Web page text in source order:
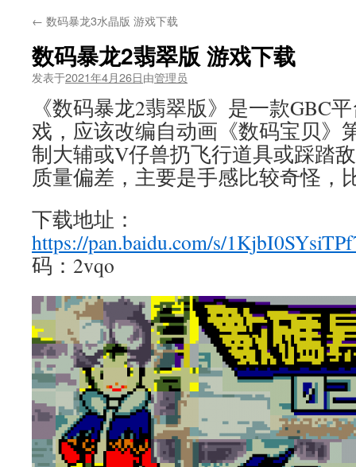
← 数码暴龙3水晶版 游戏下载
数码暴龙2翡翠版 游戏下载
发表于2021年4月26日由管理员
《数码暴龙2翡翠版》是一款GBC
戏，应该改编自动画《数码宝贝》
制大辅或V仔兽扔飞行道具或踩踏
质量偏差，主要是手感比较奇怪，
下载地址：
https://pan.baidu.com/s/
码：2vqo